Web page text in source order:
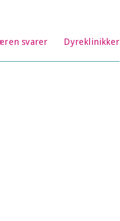
svarer Dyreklinikker